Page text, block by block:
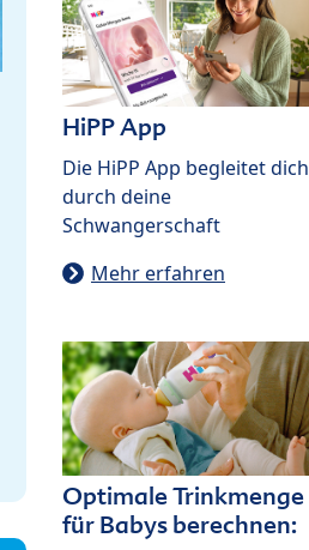
HiPP App
Die HiPP App begleitet dich
durch deine
Schwangerschaft
Mehr erfahren
Optimale Trinkmenge
für Babys berechnen: